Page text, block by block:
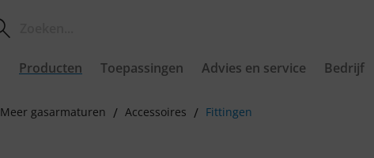
Producten Toepassingen Advies en service Bedrijf
Meer gasarmaturen Accessoires Fittingen